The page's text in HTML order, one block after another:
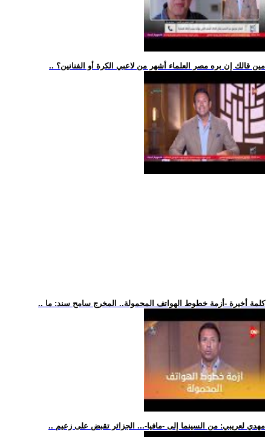
.. مين قالك إن بره مصر العلماء أشهر من لاعبي الكرة أو الفنانين؟
.. كلمة أخيرة -أزمة خطوط الهواتف المحمولة.. المخرج سامح سند: ما
.. مهدي لعريبي: من السينما إلى -مافيا-... الجزائر تقبض على زعيم